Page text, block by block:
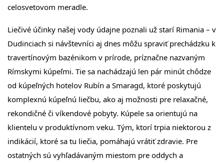
celosvetovom meradle.
Liečivé účinky našej vody údajne poznali už starí Rimania – v
Dudinciach si návštevníci aj dnes môžu spraviť prechádzku k
travertínovým bazénikom v prírode, príznačne nazvaným
Rímskymi kúpeľmi. Tie sa nachádzajú len pár minút chôdze
od kúpeľných hotelov Rubín a Smaragd, ktoré poskytujú
komplexnú kúpeľnú liečbu, ako aj možnosti pre relaxačné,
rekondičné či víkendové pobyty. Kúpele sa orientujú na
klientelu v produktívnom veku. Tým, ktorí trpia niektorou z
indikácií, ktoré sa tu liečia, pomáhajú vrátiť zdravie. Pre
ostatných sú vyhľadávaným miestom pre oddych a